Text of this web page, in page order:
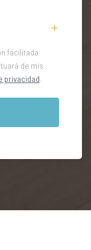
facilitada
de mis
privacidad.